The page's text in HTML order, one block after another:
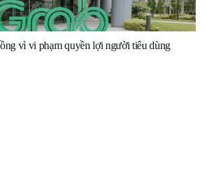
vì vi phạm quyền lợi người tiêu dùng